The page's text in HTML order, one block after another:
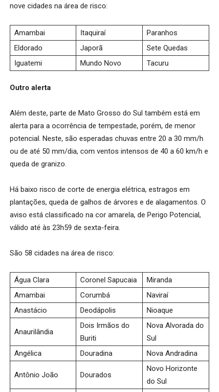
nove cidades na área de risco:
Amambai Itaquiraí
Paranhos
Eldorado
Japorã
Sete Quedas
Iguatemi
Mundo Novo Tacuru
Outro alerta
Além deste, parte de Mato Grosso do Sul também está em
alerta para a ocorrência de tempestade, porém, de menor
potencial. Neste, são esperadas chuvas entre 20 a 30 mm/h
ou de até 50 mm/dia, com ventos intensos de 40 a 60 km/h e
queda de granizo.
Há baixo risco de corte de energia elétrica, estragos em
plantações, queda de galhos de árvores e de alagamentos. O
aviso está classificado na cor amarela, de Perigo Potencial,
válido até às 23h59 de sexta-feira.
São 58 cidades na área de risco:
Água Clara Coronel Sapucaia
Miranda
Amambai
Corumbá
Naviraí
Anastácio
Deodápolis Nioaque
Anaurilândia
Dois Irmãos do
Buriti
Nova Alvorada do
Sul
Angélica
Douradina Nova Andradina
Antônio João Dourados
Novo Horizonte
do Sul